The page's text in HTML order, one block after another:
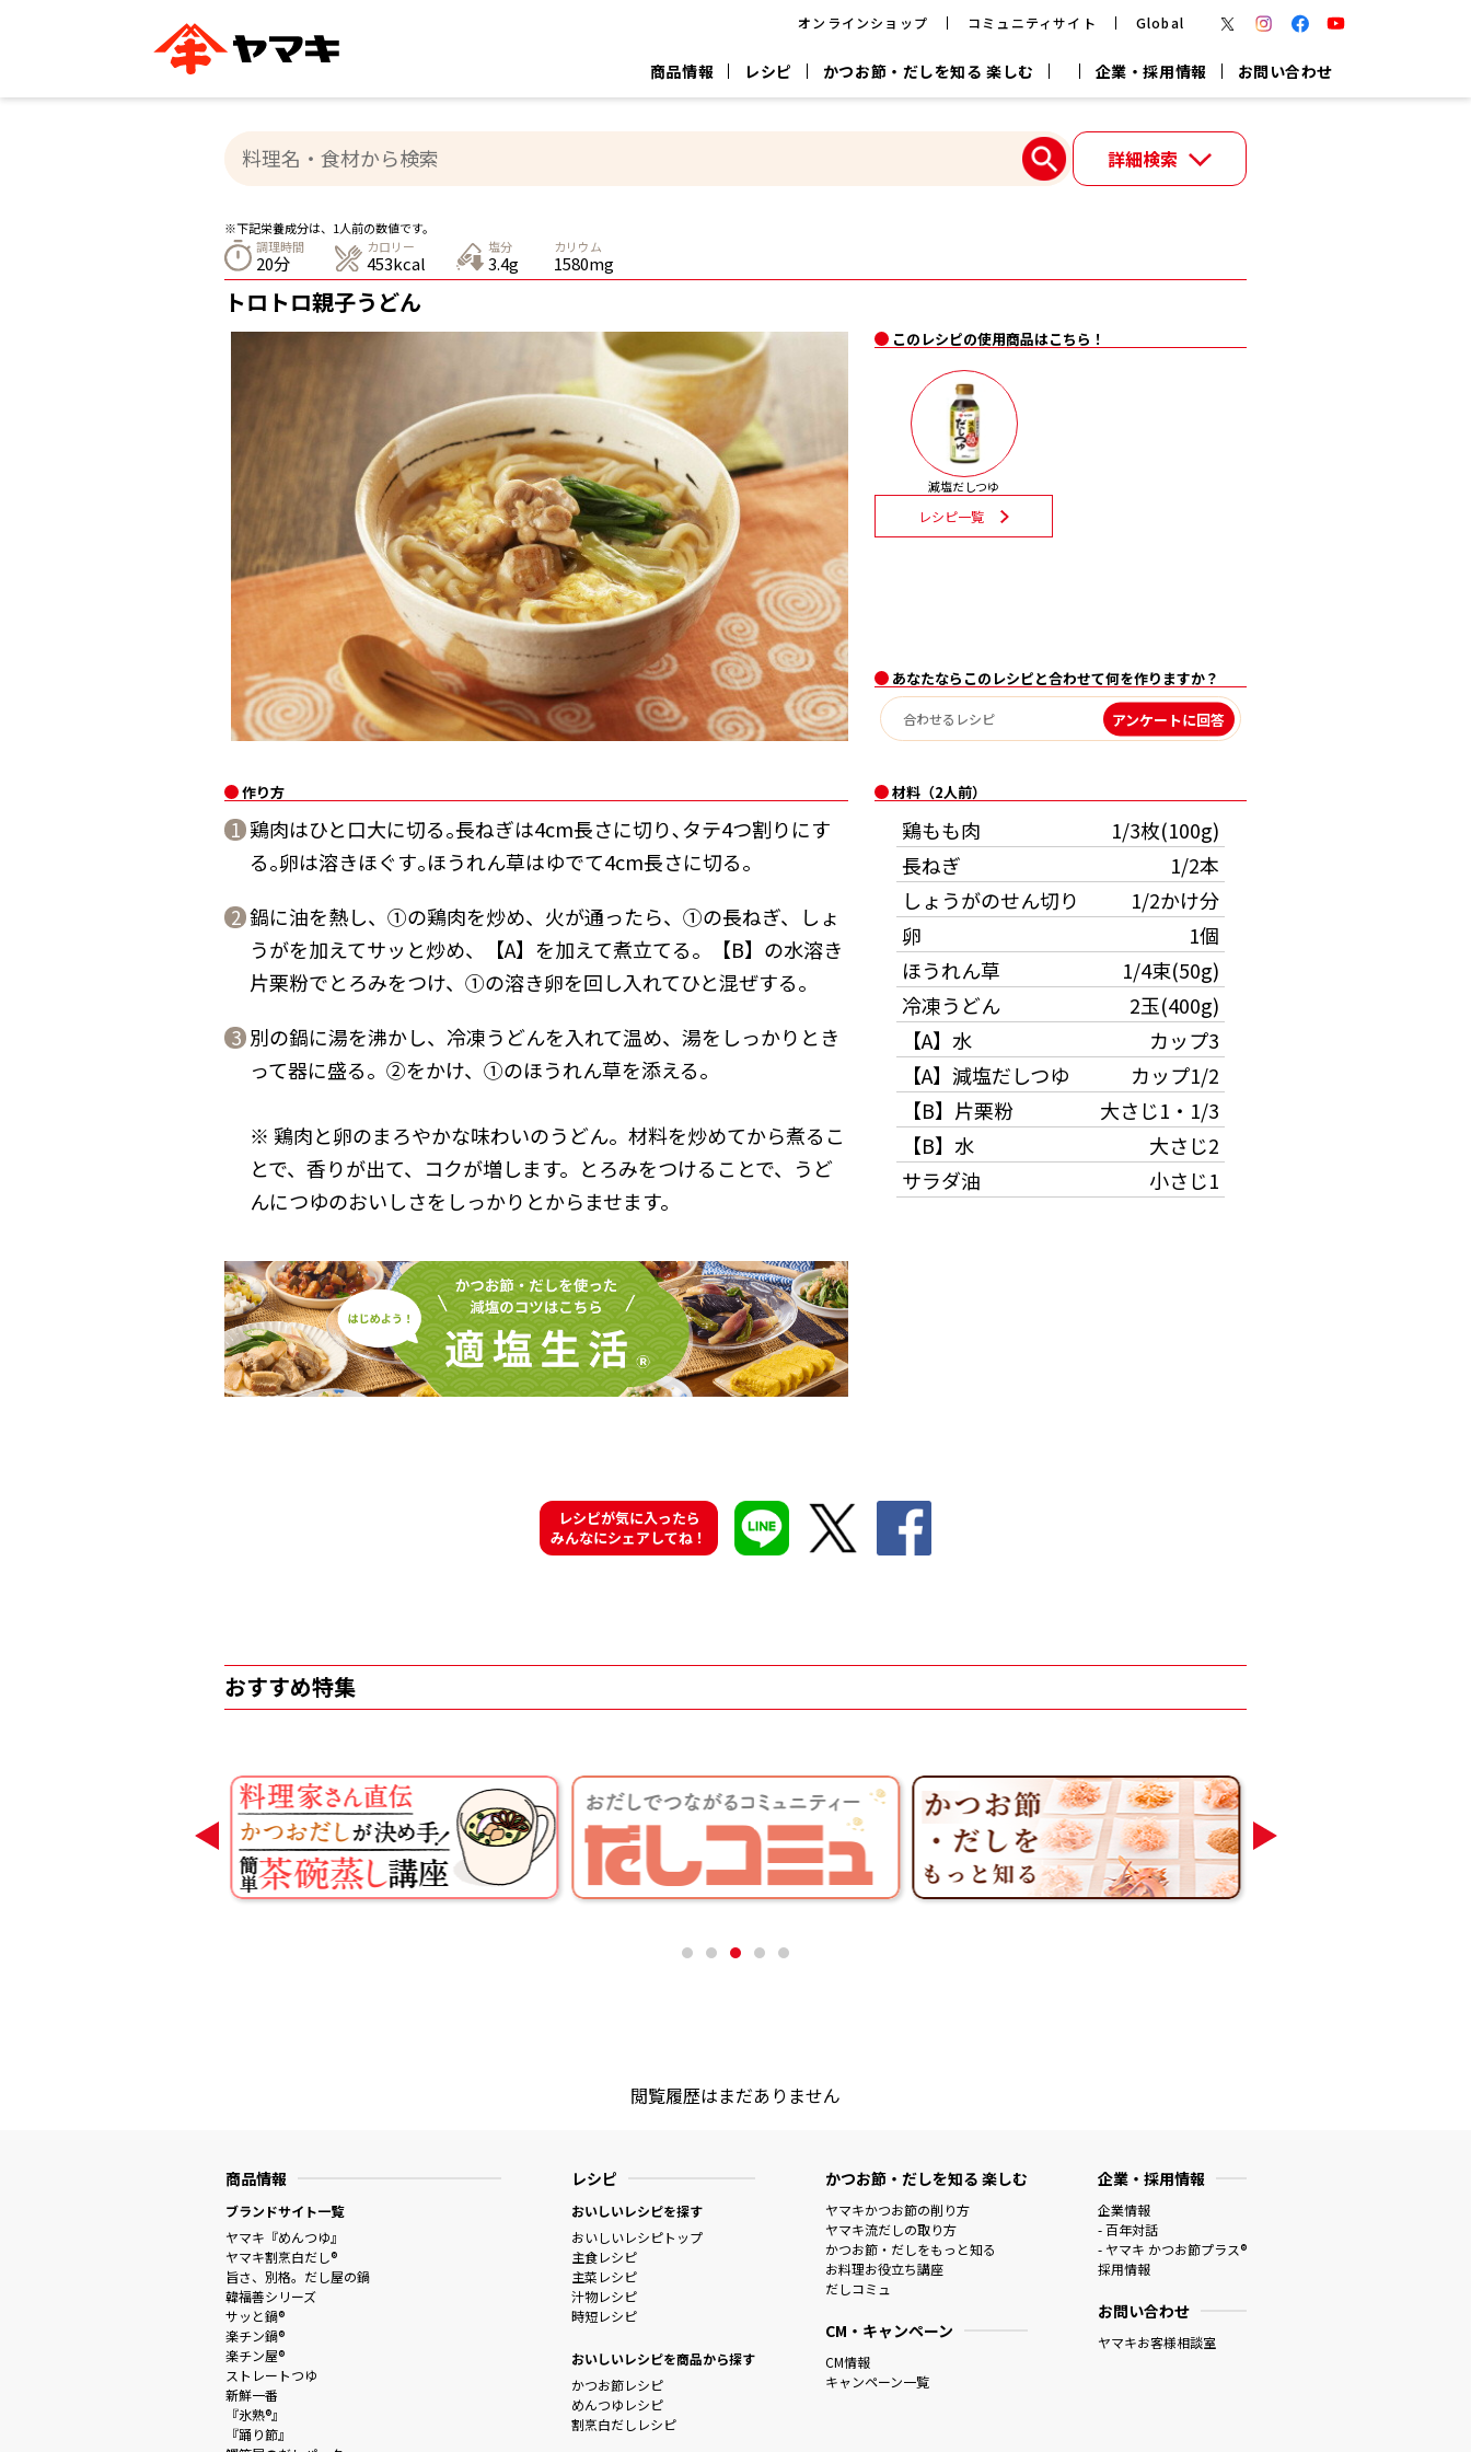
オンラインショップ コミュニティサイト Global
商品情報 レシピ かつお節・だしを知る 楽しむ 企業・採用情報 お問い合わせ
ヤマキ
ヤマキ
楽チン鍋® 楽チン屋®
ストレート
つゆ
『氷熟®』
カテゴリー別
かつおパック 煮干 粉末 だしの素 だしパック 白だし
おいしいレシピTOP
汁物レシピ
レシピ特設サイト
ヤマキかつお節の削り方 ヤマキ流だしの取り方
企業情報
ジョブリターン制
詳細検索
※下記栄養成分は、1人前の数値です。
調理時間
20分
カロリー
453kcal
塩分
3.4g
カリウム
1580mg
トロトロ親子うどん
このレシピの使用商品はこちら！
減塩だしつゆ
レシピ一覧
あなたならこのレシピと合わせて何を作りますか？
アンケートに回答
作り方
1 鶏肉はひと口大に切る｡長ねぎは4cm長さに切り､タテ4つ割りにす
る｡卵は溶きほぐす｡ほうれん草はゆでて4cm長さに切る｡
2 鍋に油を熱し、①の鶏肉を炒め、火が通ったら、①の長ねぎ、しょ
うがを加えてサッと炒め、【A】を加えて煮立てる。【B】の水溶き
片栗粉でとろみをつけ、①の溶き卵を回し入れてひと混ぜする。
3 別の鍋に湯を沸かし、冷凍うどんを入れて温め、湯をしっかりとき
って器に盛る。②をかけ、①のほうれん草を添える。
※ 鶏肉と卵のまろやかな味わいのうどん。材料を炒めてから煮るこ
とで、香りが出て、コクが増します。とろみをつけることで、うど
んにつゆのおいしさをしっかりとからませます。
材料（2人前）
鶏もも肉
1/3枚(100g)
長ねぎ
1/2本
しょうがのせん切り
1/2かけ分
卵
1個
ほうれん草
1/4束(50g)
冷凍うどん
2玉(400g)
【A】水
カップ3
【A】減塩だしつゆ
カップ1/2
【B】片栗粉
大さじ1・1/3
【B】水
大さじ2
サラダ油
小さじ1
レシピが気に入ったら
みんなにシェアしてね！
おすすめ特集
閲覧履歴はまだありません
商品情報
ブランドサイト一覧
ヤマキ『めんつゆ』
ヤマキ割烹白だし®
旨さ、別格。だし屋の鍋
韓福善シリーズ
サッと鍋®
楽チン鍋®
楽チン屋®
ストレートつゆ
新鮮一番
『氷熟®』
『踊り節』
レシピ
おいしいレシピを探す
おいしいレシピトップ
主食レシピ
主菜レシピ
汁物レシピ
時短レシピ
おいしいレシピを商品から探す
かつお節レシピ
めんつゆレシピ
割烹白だしレシピ
かつお節・だしを知る 楽しむ
ヤマキかつお節の削り方
ヤマキ流だしの取り方
かつお節・だしをもっと知る
お料理お役立ち講座
だしコミュ
CM・キャンペーン
CM情報
キャンペーン一覧
企業・採用情報
企業情報
- 百年対話
- ヤマキ かつお節プラス®
採用情報
お問い合わせ
ヤマキお客様相談室